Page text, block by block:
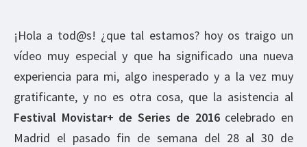
¡Hola a tod@s! ¿que tal estamos? hoy os traigo un
vídeo muy especial y que ha significado una nueva
experiencia para mi, algo inesperado y a la vez muy
gratificante, y no es otra cosa, que la asistencia al
Festival Movistar+ de Series de 2016celebrado en
Madrid el pasado fin de semana del 28 al 30 de